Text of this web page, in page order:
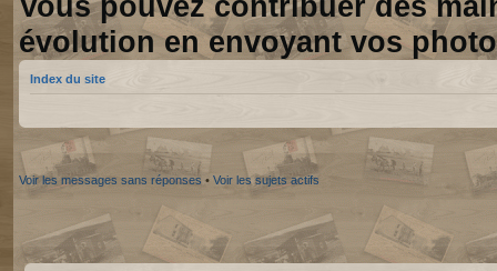
évolution en envoyant vos
Index du site
Voir les messages sans réponses • Voir les sujets actifs